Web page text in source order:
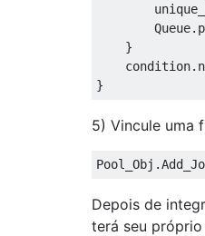
Queue.
}
    condition
.
}
5) Vincule uma
Pool_Obj .
Depois de
terá seu